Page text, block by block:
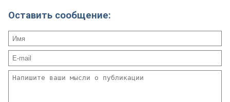
Оставить сообщение: